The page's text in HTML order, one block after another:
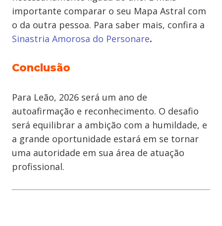
importante comparar o seu Mapa Astral com
o da outra pessoa. Para saber mais, confira a
Sinastria Amorosa do Personare.
Conclusão
Para Leão, 2026 será um ano de
autoafirmação e reconhecimento. O desafio
será equilibrar a ambição com a humildade, e
a grande oportunidade estará em se tornar
uma autoridade em sua área de atuação
profissional.